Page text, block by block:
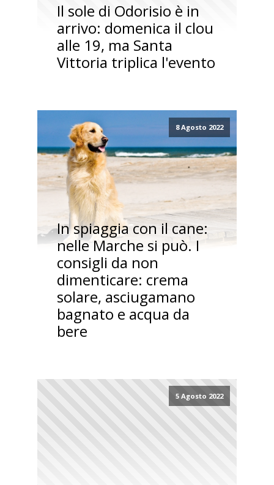
Il sole di Odorisio è in
arrivo: domenica il clou
alle 19, ma Santa
Vittoria triplica l'evento
8 Agosto 2022
In spiaggia con il cane:
nelle Marche si può. I
consigli da non
dimenticare: crema
solare, asciugamano
bagnato e acqua da
bere
5 Agosto 2022